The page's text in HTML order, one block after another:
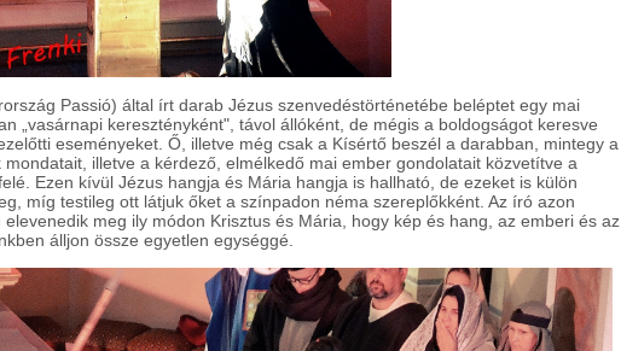
Passió) által írt darab Jézus szenvedéstörténetébe beléptet egy mai
„vasárnapi keresztényként", távol állóként, de mégis a boldogságot keresve
eseményeket. Ő, illetve még csak a Kísértő beszél a darabban, mintegy a
illetve a kérdező, elmélkedő mai ember gondolatait közvetítve a
Ezen kívül Jézus hangja és Mária hangja is hallható, de ezeket is külön
míg testileg ott látjuk őket a színpadon néma szereplőkként. Az író azon
meg ily módon Krisztus és Mária, hogy kép és hang, az emberi és az
álljon össze egyetlen egységgé.